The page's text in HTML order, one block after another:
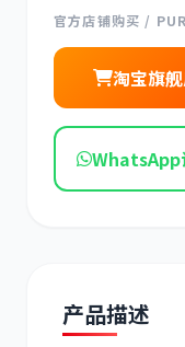
现代
道依茨
官方店铺购买 /
淘宝旗
WhatsApp
产品描述